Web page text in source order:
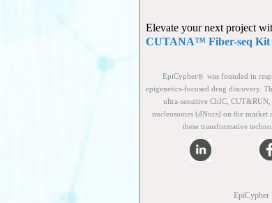
Elevate your next project
CUTANA™ Fiber-seq Kit
EpiCypher® was founded in
epigenetics-focused drug discovery.
ultra-sensitive ChIC,
nucleosomes (dNucs) on the
these transformative
EpiCypher